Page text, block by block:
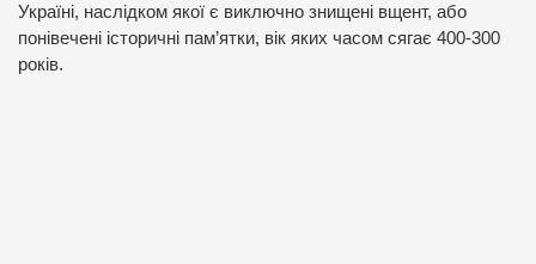
Україні, наслідком якої є виключно знищені вщент, або
понівечені історичні пам’ятки, вік яких часом сягає 400-300
років.